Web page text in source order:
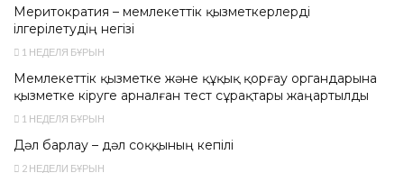
Меритократия – мемлекеттік қызметкерлерді
ілгерілетудің негізі
1 НЕДЕЛЯ БҰРЫН
Мемлекеттік қызметке және құқық қорғау органдарына
қызметке кіруге арналған тест сұрақтары жаңартылды
1 НЕДЕЛЯ БҰРЫН
Дәл барлау – дәл соққының кепілі
2 НЕДЕЛИ БҰРЫН